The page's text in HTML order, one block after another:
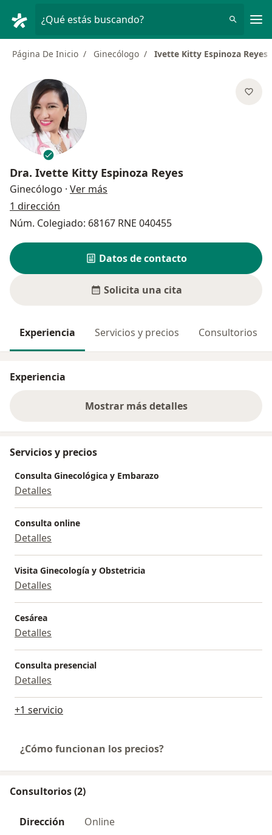
¿Qué estás buscando?
Página De Inicio Ginecólogo Ivette Kitty Espinoza Reyes
Dra. Ivette Kitty Espinoza Reyes
Ginecólogo · Ver más
1 dirección
Núm. Colegiado: 68167 RNE 040455
Datos de contacto
Solicita una cita
Experiencia Servicios y precios Consultorios
Experiencia
Mostrar más detalles
sobre la experiencia
Servicios y precios
Consulta Ginecológica y Embarazo
Detalles
Consulta online
Detalles
Visita Ginecología y Obstetricia
Detalles
Cesárea
Detalles
Consulta presencial
Detalles
+1 servicio
¿Cómo funcionan los precios?
Consultorios (2)
Dirección Online